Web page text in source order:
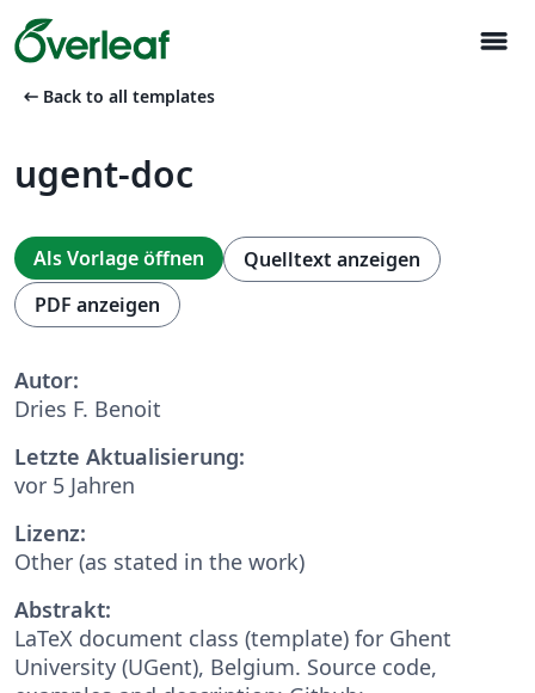
menu
arrow_left_alt Back to all templates
ugent-doc
Als Vorlage öffnen
Quelltext anzeigen
PDF anzeigen
Autor:
Dries F. Benoit
Letzte Aktualisierung:
vor 5 Jahren
Lizenz:
Other (as stated in the work)
Abstrakt:
LaTeX document class (template) for Ghent
University (UGent), Belgium. Source code,